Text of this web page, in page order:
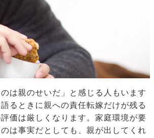
のは親のせいだ」と感じる人もいます
るときに親への責任転嫁だけが残る
価は厳しくなります。家庭環境が要
は事実だとしても、親が出してくれ